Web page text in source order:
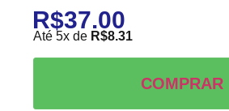
R$37.00
Até 5x de R$8.31
COMPRAR